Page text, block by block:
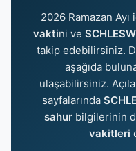
2026 Ramazan
vaktini ve
takip edebilirsiniz.
aşağıda
ulaşabilirsiniz.
sayfalarında
sahur bilgilerinin
vakitleri